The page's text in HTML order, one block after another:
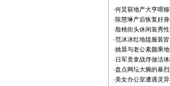
·何炅获地产大亨喂
·陈慧琳产后恢复好
·殷桃街头休闲装秀
·范冰冰红地毯服装
·姚晨与老公素颜乘
· 日军竟拿战俘做活体
·盘点网坛大腕的暴
·美女办公室遭遇灵